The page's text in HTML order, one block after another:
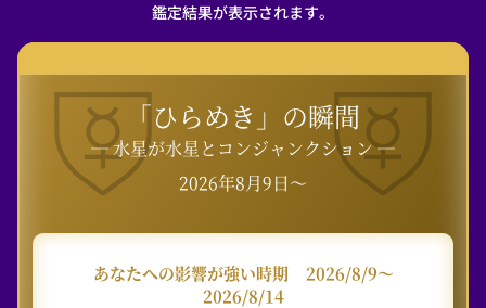
鑑定結果が表示されます。
「ひらめき」の瞬間
― 水星が水星とコンジャンクション ―
2026年8月9日〜
あなたへの影響が強い時期
2026/8/9〜
2026/8/14